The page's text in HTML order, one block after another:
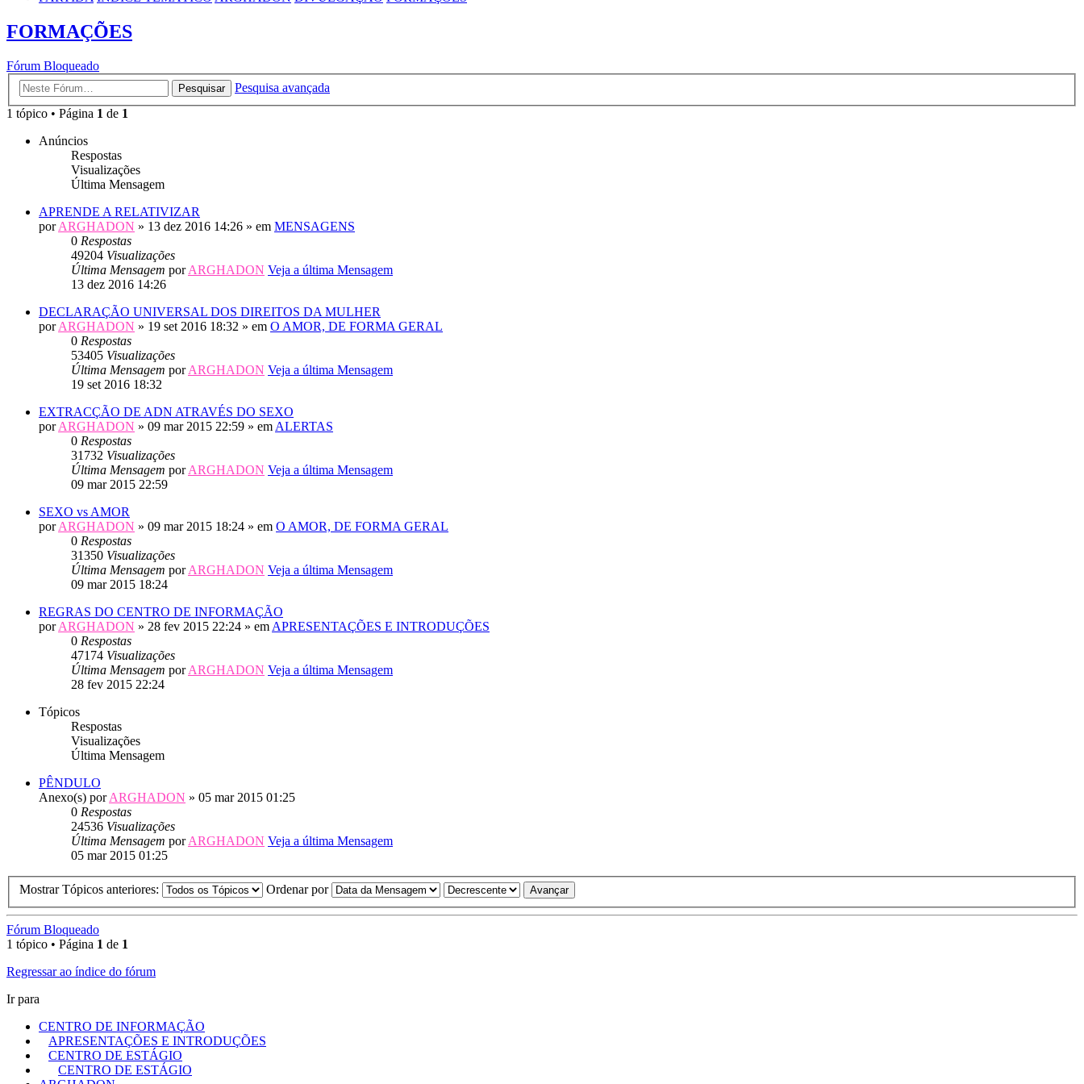
FORMAÇÕES
Fórum Bloqueado
Pesquisar
Pesquisa avançada
1 tópico • Página 1 de 1
Anúncios
Respostas
Visualizações
Última Mensagem
APRENDE A RELATIVIZAR
porARGHADON » 13 dez 2016 14:26 » em MENSAGENS
0 Respostas
49204 Visualizações
Última Mensagem porARGHADON Veja a última Mensagem
13 dez 2016 14:26
DECLARAÇÃO UNIVERSAL DOS DIREITOS DA MULHER
porARGHADON » 19 set 2016 18:32 » em O AMOR, DE FORMA GERAL
0 Respostas
53405 Visualizações
Última Mensagem porARGHADON Veja a última Mensagem
19 set 2016 18:32
EXTRACÇÃO DE ADN ATRAVÉS DO SEXO
porARGHADON » 09 mar 2015 22:59 » em ALERTAS
0 Respostas
31732 Visualizações
Última Mensagem porARGHADON Veja a última Mensagem
09 mar 2015 22:59
SEXO vs AMOR
porARGHADON » 09 mar 2015 18:24 » em O AMOR, DE FORMA GERAL
0 Respostas
31350 Visualizações
Última Mensagem porARGHADON Veja a última Mensagem
09 mar 2015 18:24
REGRAS DO CENTRO DE INFORMAÇÃO
porARGHADON » 28 fev 2015 22:24 » em APRESENTAÇÕES E INTRODUÇÕES
0 Respostas
47174 Visualizações
Última Mensagem porARGHADON Veja a última Mensagem
28 fev 2015 22:24
Tópicos
Respostas
Visualizações
Última Mensagem
PÊNDULO
Anexo(s) porARGHADON » 05 mar 2015 01:25
0 Respostas
24536 Visualizações
Última Mensagem porARGHADON Veja a última Mensagem
05 mar 2015 01:25
Mostrar Tópicos anteriores: Ordenar por
Fórum Bloqueado
1 tópico • Página 1 de 1
Regressar ao índice do fórum
Ir para
CENTRO DE INFORMAÇÃO
APRESENTAÇÕES E INTRODUÇÕES
CENTRO DE ESTÁGIO
CENTRO DE ESTÁGIO